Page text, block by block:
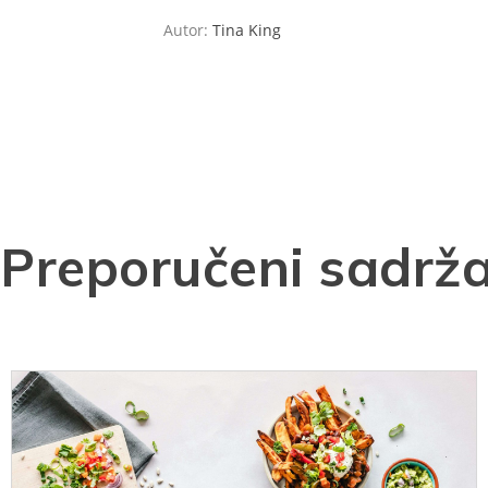
Autor:Tina King
Preporučeni